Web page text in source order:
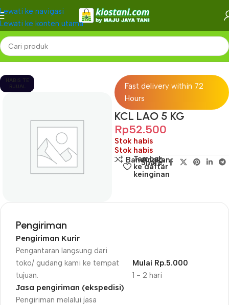
Lewati ke navigasi
Lewati ke konten utama
Beranda -
HABIS TE
RJUAL
Fast delivery within 72
Hours
KCL LAO 5 KG
Rp52.500
Stok habis
Stok habis
Bandingkan
Tambah
ke daftar
keinginan
Share:
Pengiriman
Pengiriman Kurir
Pengantaran langsung dari
toko/ gudang kami ke tempat
tujuan.
1 - 2 hari
Mulai Rp.5.000
Jasa pengiriman (ekspedisi)
Pengiriman melalui jasa